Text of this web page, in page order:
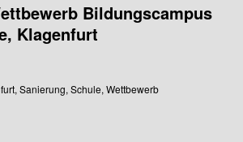
Bildungscampus
Klagenfurt
, Sanierung, Schule, Wettbewerb